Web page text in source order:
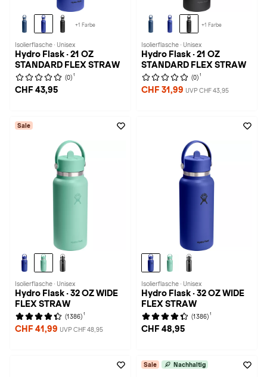
+1 Farbe
Isolierflasche · Unisex
Hydro Flask · 21 OZ
STANDARD FLEX STRAW
(0) 1
CHF 43,95
+1 Farbe
Isolierflasche · Unisex
Hydro Flask · 21 OZ
STANDARD FLEX STRAW
(0) 1
CHF 31,99 UVP CHF 43,95
Sale
Isolierflasche · Unisex
Hydro Flask · 32 OZ WIDE
FLEX STRAW
(1386) 1
CHF 41,99 UVP CHF 48,95
Isolierflasche · Unisex
Hydro Flask · 32 OZ WIDE
FLEX STRAW
(1386) 1
CHF 48,95
Sale Nachhaltig